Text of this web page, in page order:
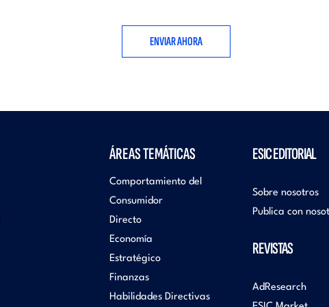
ÁREAS TEMÁTICAS
Comportamiento del
Consumidor
Directo
Economía
Estratégico
Finanzas
Habilidades Directivas
ESIC EDITORIAL
Sobre nosotros
Publica con
REVISTAS
AdResearch